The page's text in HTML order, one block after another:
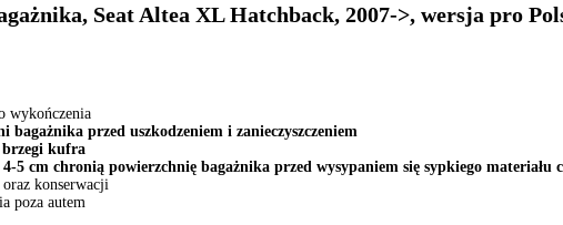
Seat Altea XL Hatchback, 2007->, wersja pro
wykończenia
bagażnika przed uszkodzeniem i zanieczyszczeniem
brzegi kufra
4-5 cm chronią powierzchnię bagażnika przed wysypaniem się sypkiego materiału
konserwacji
poza autem